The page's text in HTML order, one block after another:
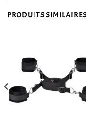
PRODUITS SIMILAIRES